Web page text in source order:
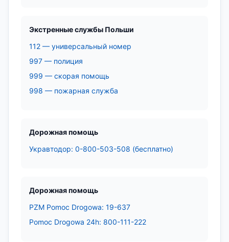
Экстренные службы Польши
112 — универсальный номер
997 — полиция
999 — скорая помощь
998 — пожарная служба
Дорожная помощь
Укравтодор: 0-800-503-508 (бесплатно)
Дорожная помощь
PZM Pomoc Drogowa: 19-637
Pomoc Drogowa 24h: 800-111-222